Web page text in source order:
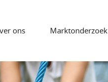
ons Marktonderzoek